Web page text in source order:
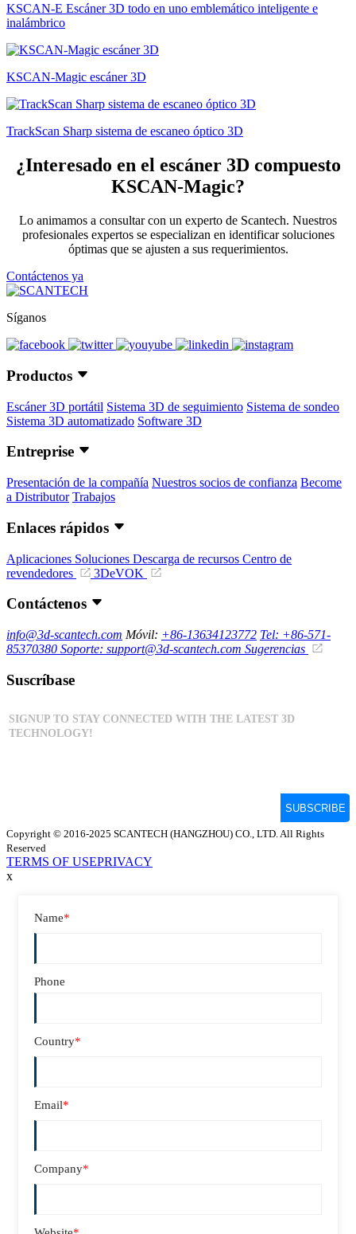
KSCAN-E Escáner 3D todo en uno emblemático inteligente e
inalámbrico
KSCAN-Magic escáner 3D
TrackScan Sharp sistema de escaneo óptico 3D
¿Interesado en el escáner 3D compuesto
KSCAN-Magic?
Lo animamos a consultar con un experto de Scantech. Nuestros
profesionales expertos se especializan en identificar soluciones
óptimas que se ajusten a sus requerimientos.
Contáctenos ya
Síganos
Productos
Escáner 3D portátil Sistema 3D de seguimiento Sistema de sondeo
Sistema 3D automatizado Software 3D
Entreprise
Presentación de la compañía Nuestros socios de confianza Become
a Distributor Trabajos
Enlaces rápidos
Aplicaciones Soluciones Descarga de recursos Centro de
revendedores
3DeVOK
Contáctenos
info@3d-scantech.com Móvil: +86-13634123772 Tel: +86-571-
85370380 Soporte: support@3d-scantech.com Sugerencias
Suscríbase
Copyright © 2016-2025 SCANTECH (HANGZHOU) CO., LTD. All Rights
Reserved
TERMS OF USEPRIVACY
x
Name*
Phone
Country*
Email*
Company*